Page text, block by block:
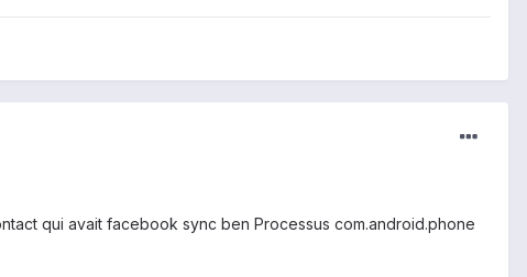
qui avait facebook sync ben Processus com.android.phone